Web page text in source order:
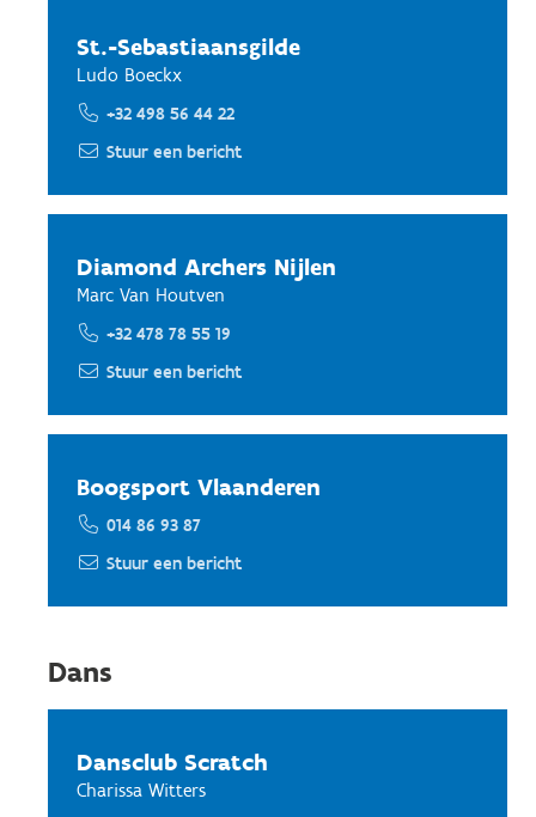
St.-Sebastiaansgilde
Ludo Boeckx
+32 498 56 44 22
Stuur een bericht
Diamond Archers Nijlen
Marc Van Houtven
+32 478 78 55 19
Stuur een bericht
Boogsport Vlaanderen
014 86 93 87
Stuur een bericht
Dans
Dansclub Scratch
Charissa Witters